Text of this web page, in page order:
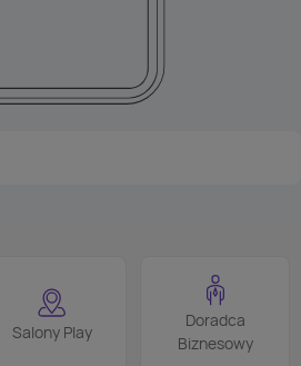
Salony Play
Doradca
Biznesowy